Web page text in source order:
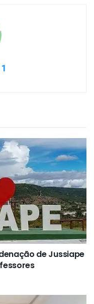
de Jussiape